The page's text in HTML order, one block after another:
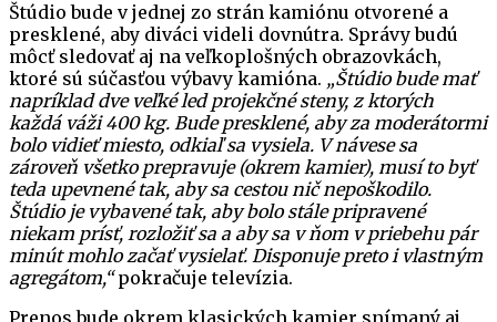
Štúdio bude v jednej zo strán kamiónu otvorené a
presklené, aby diváci videli dovnútra. Správy budú
môcť sledovať aj na veľkoplošných obrazovkách,
ktoré sú súčasťou výbavy kamióna. „Štúdio bude mať
napríklad dve veľké led projekčné steny, z ktorých
každá váži 400 kg. Bude presklené, aby za moderátormi
bolo vidieť miesto, odkiaľ sa vysiela. V návese sa
zároveň všetko prepravuje (okrem kamier), musí to byť
teda upevnené tak, aby sa cestou nič nepoškodilo.
Štúdio je vybavené tak, aby bolo stále pripravené
niekam prísť, rozložiť sa a aby sa v ňom v priebehu pár
minút mohlo začať vysielať. Disponuje preto i vlastným
agregátom,“pokračuje televízia.